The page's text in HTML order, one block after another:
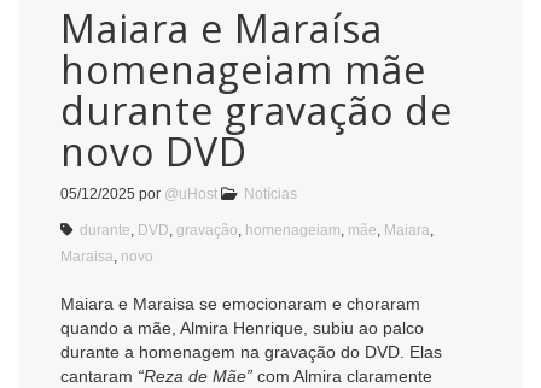
Maiara e Maraísa
homenageiam mãe
durante gravação de
novo DVD
05/12/2025 por @uHost Notícias
durante DVD gravação homenageiam mãe Maiara
Maraisa novo
Maiara e Maraisa se emocionaram e choraram
quando a mãe, Almira Henrique, subiu ao palco
durante a homenagem na gravação do DVD. Elas
cantaram “Reza de Mãe” com Almira claramente